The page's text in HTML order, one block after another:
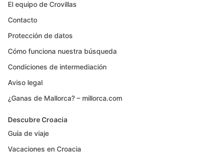
El equipo de Crovillas
Contacto
Protección de datos
Cómo funciona nuestra búsqueda
Condiciones de intermediación
Aviso legal
¿Ganas de Mallorca? – millorca.com
Descubre Croacia
Guía de viaje
Vacaciones en Croacia